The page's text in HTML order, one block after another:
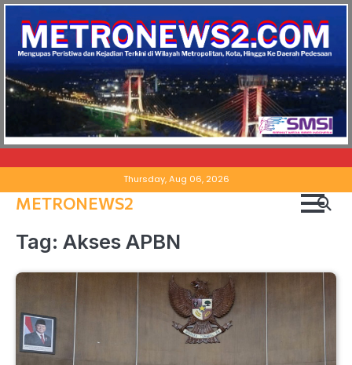
to
content
Thursday, Aug 06, 2026
METRONEWS2
Tag: Akses APBN